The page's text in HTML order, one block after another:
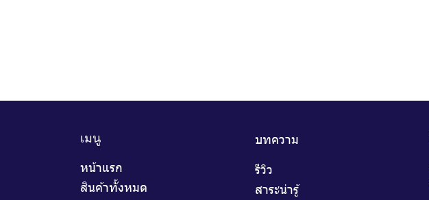
เมนู
หน้าแรก
สินค้าทั้งหมด
บทความ
รีวิว
สาระน่ารู้